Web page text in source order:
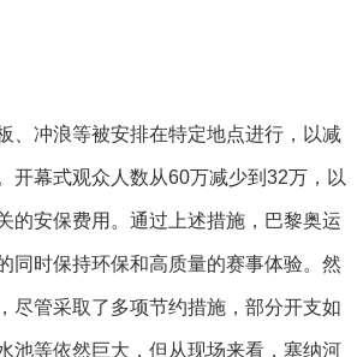
、冲浪等被安排在特定地点进行，以减
开幕式观众人数从60万减少到 32万，以
的安保费用。通过上述措施，巴黎奥运
同时保持环保和高质量的赛事体验。然
尽管采取了多项节约措施，部分开支如
池等依然巨大，但从现场来看，塞纳河